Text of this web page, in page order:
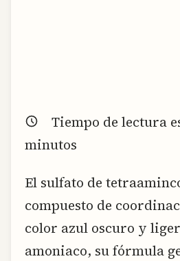
Tiempo de lectura
minutos
El sulfato de
compuesto de
color azul oscuro y
amoniaco, su fórmula